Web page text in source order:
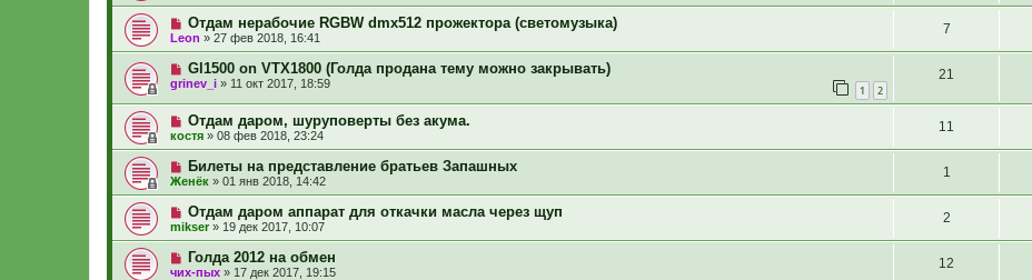
Отдам нерабочие RGBW dmx512 прожектора (светомузыка)
Leon » 27 фев 2018, 16:41
7
Gl1500 on VTX1800 (Голда продана тему можно закрывать)
grinev_i » 11 окт 2017, 18:59 1 2
21
Отдам даром, шуруповерты без акума.
костя » 08 фев 2018, 23:24
11
Билеты на представление братьев Запашных
Женёк » 01 янв 2018, 14:42
1
Отдам даром аппарат для откачки масла через щуп
mikser» 19 дек 2017, 10:07
2
Голда 2012 на обмен
чих-пых » 17 дек 2017, 19:15
12